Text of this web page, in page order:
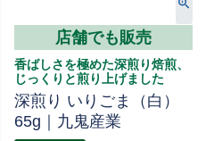
店舗でも販売
香ばしさを極めた深煎り焙煎、
じっくりと煎り上げました
深煎り いりごま（白）
65g｜九鬼産業